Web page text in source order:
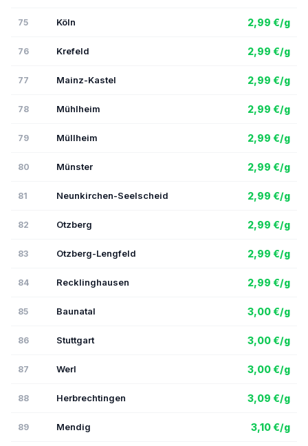
75 Köln 2,99 €/g
76 Krefeld 2,99 €/g
77 Mainz-Kastel 2,99 €/g
78 Mühlheim 2,99 €/g
79 Müllheim 2,99 €/g
80 Münster 2,99 €/g
81 Neunkirchen-Seelscheid 2,99 €/g
82 Otzberg 2,99 €/g
83 Otzberg-Lengfeld 2,99 €/g
84 Recklinghausen 2,99 €/g
85 Baunatal 3,00 €/g
86 Stuttgart 3,00 €/g
87 Werl 3,00 €/g
88 Herbrechtingen 3,09 €/g
89 Mendig 3,10 €/g